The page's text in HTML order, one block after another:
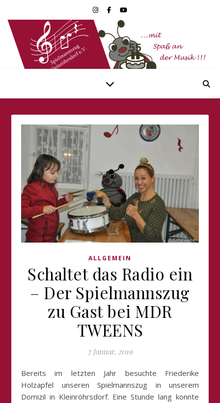
ALLGEMEIN
Schaltet das Radio ein
– Der Spielmannszug
zu Gast bei MDR
TWEENS
7 Januar, 2019
Bereits im letzten Jahr besuchte Friederike
Holzapfel unseren Spielmannszug in unserem
Domizil in Kleinröhrsdorf. Eine Stunde lang konnte